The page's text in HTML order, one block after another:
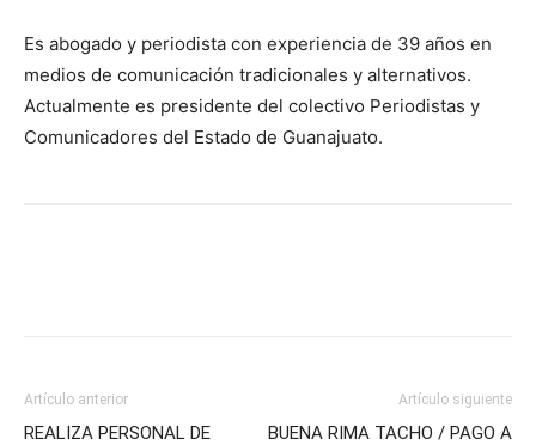
Es abogado y periodista con experiencia de 39 años en
medios de comunicación tradicionales y alternativos.
Actualmente es presidente del colectivo Periodistas y
Comunicadores del Estado de Guanajuato.
Artículo anterior
REALIZA PERSONAL DE
Artículo siguiente
BUENA RIMA TACHO / PAGO A